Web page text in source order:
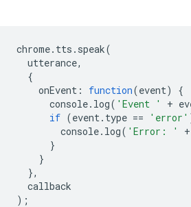
chrome. tts . speak(
utterance,
{
onEvent : function(event)
{
console. log( 'Event ' +
if (event. type == 'error'
console. log( 'Error: ' +
}
}
},
callback
);